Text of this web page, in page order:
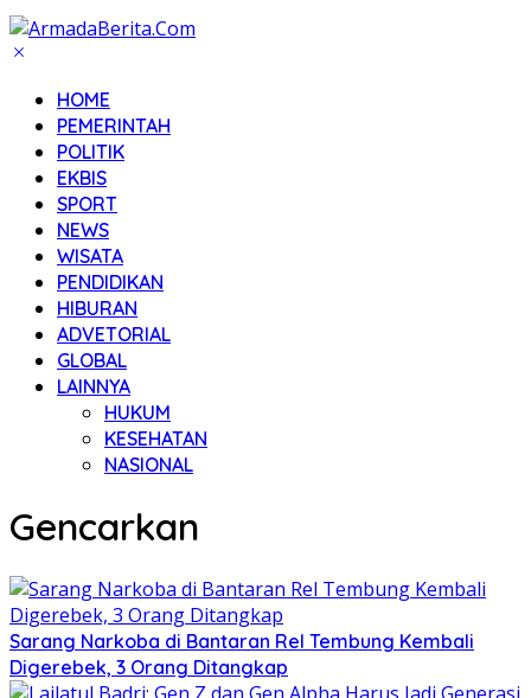
HOME
PEMERINTAH
POLITIK
EKBIS
SPORT
NEWS
WISATA
PENDIDIKAN
HIBURAN
ADVETORIAL
GLOBAL
LAINNYA
HUKUM
KESEHATAN
NASIONAL
Gencarkan
Sarang Narkoba di Bantaran Rel Tembung Kembali
Digerebek, 3 Orang Ditangkap